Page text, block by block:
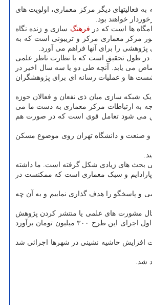
دیگر مرکز معماری، اولویت های
خواهند بود.
ها است که در فرهنگ سازی و زنده نگاه
مرکز معماری مرکز و تریبونی است که به
را برای آنها فراهم می آورد.
در طول تحقیق است که با نظارت ناظر علمی
می یابد. آنچه طی دو یا سه سال اخیر در
ها و عملیات رسانه ای برای پژوهشگران
شبکه سازی میان ذی نفعان و فعالان حوزه
به ارتباطات مرکز معماری به دست ما می
می شود تعامل قوی است که در صورت هم
و صنعت و دانشگاه تهران روی موضوع مسکن
بحث های زیادی شکل گرفته است. ما داشته
پارادایم و سبک معماری است که ممکنست در
و پاسخگو را هدف گذاری نماییم و به آن چه
مشورت های علمی یا منتشر کردن پژوهش
در نشریات یا برگزاری نشست هایی در برنامه های حوزه معماری صدا و سیما است. همین طور مبلغ ۳ تا ۱۵ میلیون تومانی در هزینه حین پژوهش در نظر گرفته شده و در دوره اول اجرای این طرح ۳۰۰ میلیون تومان برآورد
افزایش حاشیه نشینی در شهرها اجرائی شد
شد.